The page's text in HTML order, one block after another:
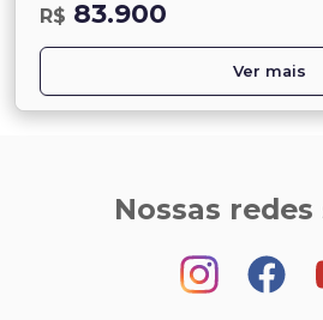
R$ 83.900
Ver mais
Nossas